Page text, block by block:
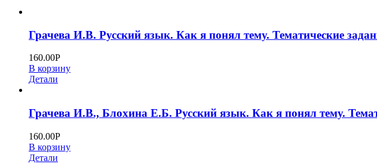
Грачева И.В. Русский язык. Как я понял тему. Тематические
160.00Р
В корзину
Детали
Грачева И.В., Блохина Е.Б. Русский язык. Как я понял тему.
160.00Р
В корзину
Детали